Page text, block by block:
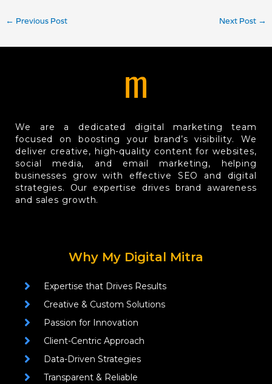
← Previous Post Next Post →
We are a dedicated digital marketing team
focused on boosting your brand’s visibility. We
deliver creative, high-quality content for websites,
social media, and email marketing, helping
businesses grow with effective SEO and digital
strategies. Our expertise drives brand awareness
and sales growth.
Why My Digital Mitra
Expertise that Drives Results
Creative & Custom Solutions
Passion for Innovation
Client-Centric Approach
Data-Driven Strategies
Transparent & Reliable